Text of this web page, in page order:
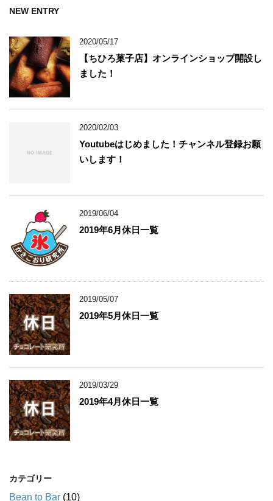
NEW ENTRY
2020/05/17
【ちひろ菓子店】オンラインショップ開設し
ました！
2020/02/03
Youtubeはじめました！チャンネル登録お願
いします！
2019/06/04
2019年6月休日一覧
2019/05/07
2019年5月休日一覧
2019/03/29
2019年4月休日一覧
カテゴリー
Bean to Bar (10)